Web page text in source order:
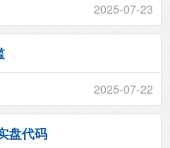
2025-07-23
2025-07-22
盘代码